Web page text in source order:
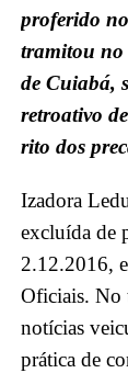
proferido
tramitou no
de Cuiabá,
retroativo
rito dos
Izadora
excluída de
2.12.2016,
Oficiais. No
notícias
prática de